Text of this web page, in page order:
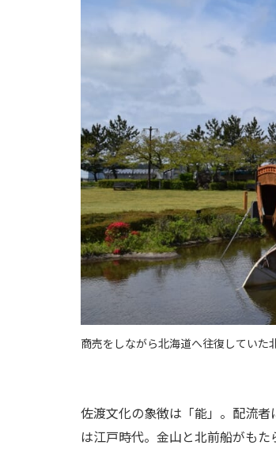
商売をしながら北海道へ往復していた
佐渡文化の象徴は「能」。配流
は江戸時代。金山と北前船がも